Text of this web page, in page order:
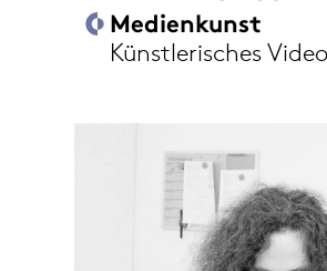
Medienkunst
Künstlerisches